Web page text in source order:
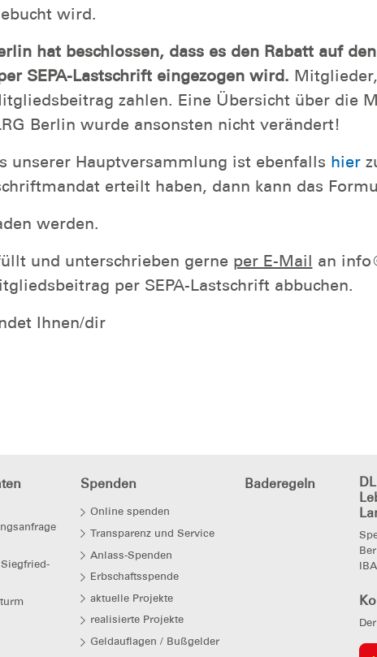
wird.
hat beschlossen, dass es den Rabatt auf
SEPA-Lastschrift eingezogen wird.
zahlen. Eine Übersicht über die
Berlin wurde ansonsten nicht verändert!
unserer Hauptversammlung ist ebenfalls hier
erteilt haben, dann kann das
werden.
und unterschrieben gerne per E-Mail an
per SEPA-Lastschrift abbuchen.
Ihnen/dir
Spenden
Online spenden
Transparenz und Service
Anlass-Spenden
Erbschaftsspende
aktuelle Projekte
realisierte Projekte
Geldauflagen / Bußgelder
Baderegeln